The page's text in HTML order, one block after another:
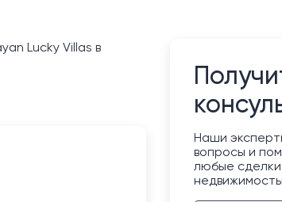
Lucky Villas в
Наши
вопросы и
любые